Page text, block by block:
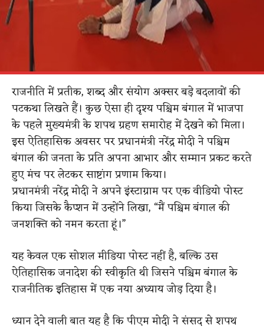
राजनीति में प्रतीक, शब्द और संयोग अक्सर बड़े बदलावों की
पटकथा लिखते हैं। कुछ ऐसा ही दृश्य पश्चिम बंगाल में भाजपा
के पहले मुख्यमंत्री के शपथ ग्रहण समारोह में देखने को मिला।
इस ऐतिहासिक अवसर पर प्रधानमंत्री नरेंद्र मोदी ने पश्चिम
बंगाल की जनता के प्रति अपना आभार और सम्मान प्रकट करते
हुए मंच पर लेटकर साष्टांग प्रणाम किया।
प्रधानमंत्री नरेंद्र मोदी ने अपने इंस्टाग्राम पर एक वीडियो पोस्ट
किया जिसके कैप्शन में उन्होंने लिखा, “मैं पश्चिम बंगाल की
जनशक्ति को नमन करता हूं।”
यह केवल एक सोशल मीडिया पोस्ट नहीं है, बल्कि उस
ऐतिहासिक जनादेश की स्वीकृति थी जिसने पश्चिम बंगाल के
राजनीतिक इतिहास में एक नया अध्याय जोड़ दिया है।
ध्यान देने वाली बात यह है कि पीएम मोदी ने संसद से शपथ